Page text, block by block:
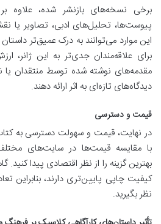
برخی نسخه‌های بازنشر شده، علاوه
پیوست‌ها، تحلیل‌های ادبی، تصاویر یا
این موارد می‌توانند به درک عمیق‌تر
برای علاقه‌مندان جدی‌تر به این ژانر،
مقدمه‌های نوشته شده توسط منتقدان یا
دیدگاه‌های تازه‌ای به اثر ارائه دهند.
قیمت و دسترسی
در نهایت، قیمت و سهولت دسترسی به
با مقایسه قیمت‌ها در سایت‌های مختلف
بهترین گزینه را از نظر اقتصادی پیدا
کیفیت چاپی پایین‌تری دارند، بنابراین
نظر بگیرید.